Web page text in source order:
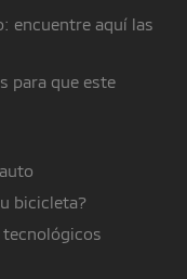
encuentre aquí las
para que este
bicicleta?
tecnológicos